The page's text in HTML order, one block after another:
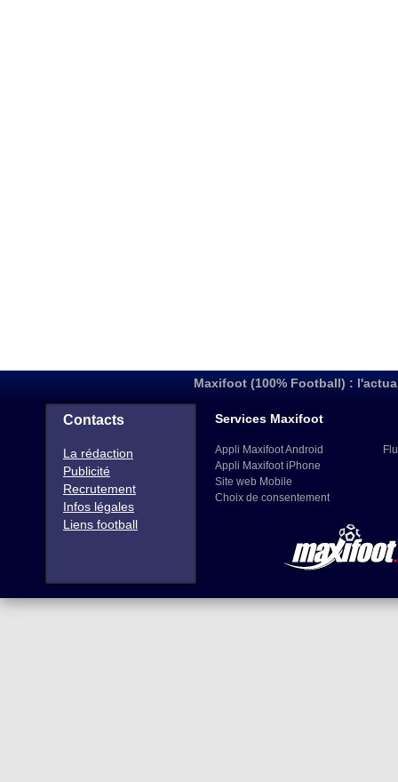
Maxifoot (100% Football) :
Contacts
La rédaction
Publicité
Recrutement
Infos légales
Liens football
Services Maxifoot
Appli Maxifoot Android
Appli Maxifoot iPhone
Site web Mobile
Choix de consentement